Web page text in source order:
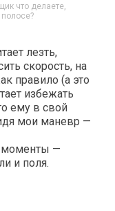
что делаете,
лезть,
скорость, на
правило (а это
избежать
ему в свой
мои маневр —
моменты —
и поля.